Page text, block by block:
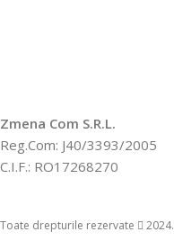
Zmena Com S.R.L.
Reg.Com: J40/3393/2005
C.I.F.: RO17268270
Toate drepturile rezervate 2024.